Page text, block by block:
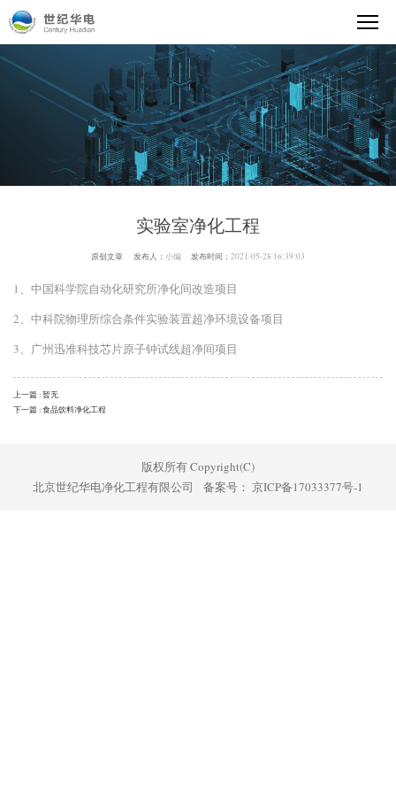
实验室净化工程
原创文章 发布人： 小编 发布时间： 2021-05-28 16:39:03
1、中国科学院自动化研究所净化间改造项目
2、中科院物理所综合条件实验装置超净环境设备项目
3、广州迅准科技芯片原子钟试线超净间项目
上一篇 : 暂无
下一篇 : 食品饮料净化工程
版权所有 Copyright(C)
北京世纪华电净化工程有限公司 备案号： 京ICP备17033377号-1